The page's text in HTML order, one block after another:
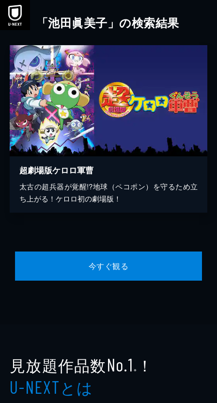
本文へスキップ
「池田眞美子」の検索結果
超劇場版ケロロ軍曹
太古の超兵器が覚醒!?地球（ペコポン）を守るため立
ち上がる！ケロロ初の劇場版！
今すぐ観る
見放題作品数No.1 ※ ！
U-NEXTとは